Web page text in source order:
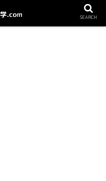
SEARCH